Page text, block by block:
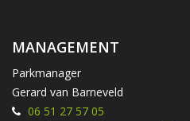
MANAGEMENT
Parkmanager
Gerard van Barneveld
06 51 27 57 05